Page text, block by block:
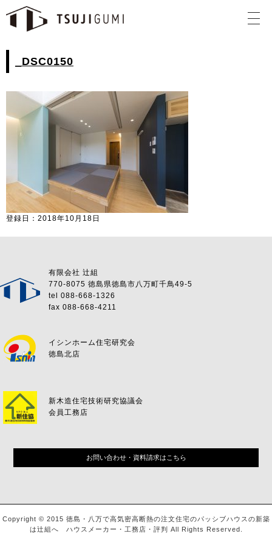
_DSC0150
登録日：2018年10月18日
有限会社 辻組
770-8075 徳島県徳島市八万町千鳥49-5
tel 088-668-1326
fax 088-668-4211
イシンホーム住宅研究会
徳島北店
新木造住宅技術研究協議会
会員工務店
お問い合わせ・資料請求はこちら
Copyright © 2015 徳島・八万で高気密高断熱の注文住宅のパッシブハウスの新築
は辻組へ ハウスメーカー・工務店・評判 All Rights Reserved.